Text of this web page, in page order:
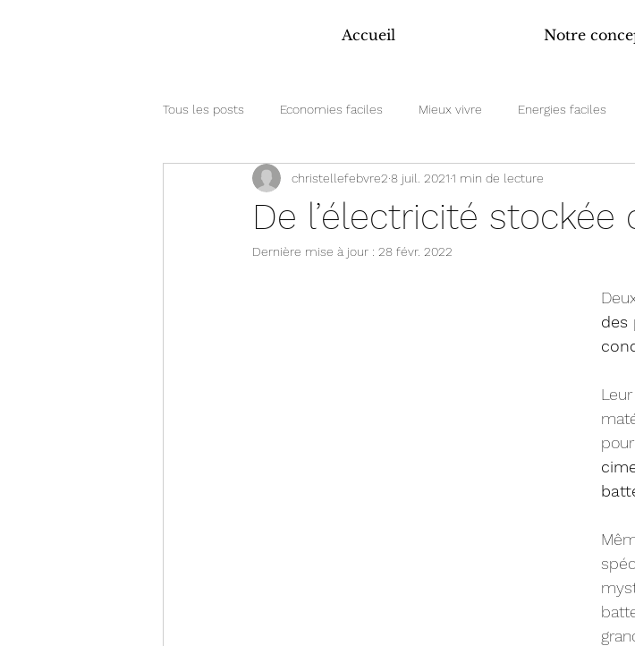
Accueil Notre
Tous les posts Economies faciles Mieux vivre Energies faciles
De l’électricité
christellefebvre2 8 juil. 20211 min de lecture
Dernière mise à jour : 28 févr. 2022
des